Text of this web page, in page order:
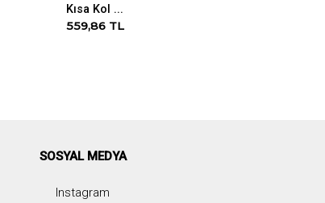
Kısa Kol ...
559,86 TL
SOSYAL MEDYA
Instagram